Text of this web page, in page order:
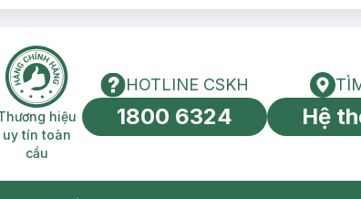
Thương hiệu uy tín toàn cầu
hiệu
uy tín toàn
cầu
HOTLINE CSKH
HOTLINE CSKH
1800 6324 Hệ